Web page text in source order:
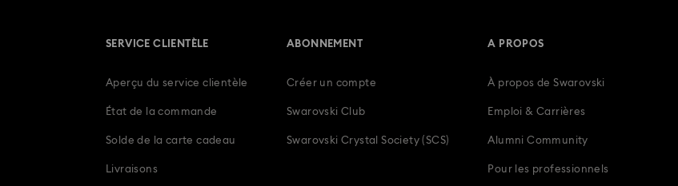
SERVICE CLIENTÈLE
Aperçu du service clientèle
État de la commande
Solde de la carte cadeau
Livraisons
ABONNEMENT
Créer un compte
Swarovski Club
Swarovski Crystal Society (SCS)
A PROPOS
À propos de Swarovski
Emploi & Carrières
Alumni Community
Pour les professionnels